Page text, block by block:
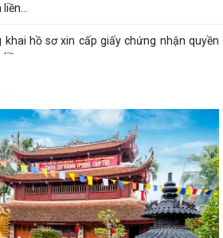
hồ sơ xin cấp giấy chứng nhận quyền
Danh mục thủ tục hành chính mới ban
thuộc...
hồ sơ xin cấp giấy chứng nhận quyền
hồ sơ xin cấp giấy chứng nhận quyền